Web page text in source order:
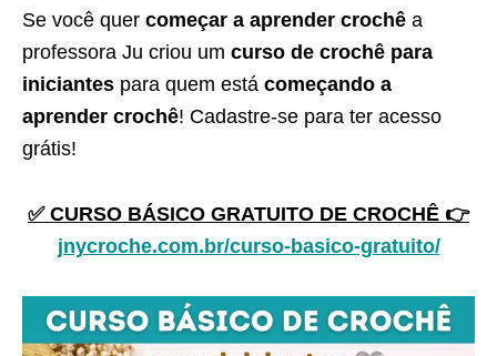
Se você quer começar a aprender crochê a
professora Ju criou um curso de crochê para
iniciantes para quem está começando a
aprender crochê! Cadastre-se para ter acesso
grátis!
✅ CURSO BÁSICO GRATUITO DE CROCHÊ 👉
jnycroche.com.br/curso-basico-gratuito/